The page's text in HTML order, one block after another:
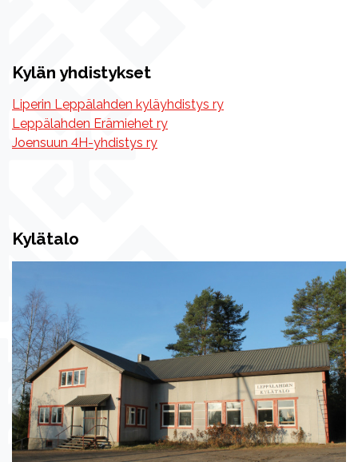
Kylän yhdistykset
Liperin Leppälahden kyläyhdistys ry
Leppälahden Erämiehet ry
Joensuun 4H-yhdistys ry
Kylätalo